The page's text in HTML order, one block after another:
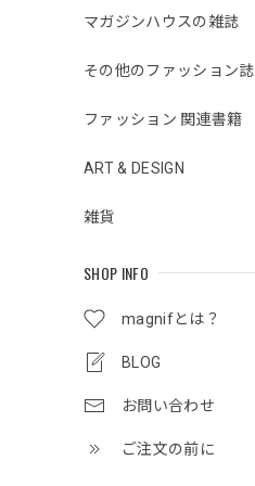
マガジンハウスの雑誌
その他のファッション誌
ファッション 関連書籍
ART & DESIGN
雑貨
SHOP INFO
magnifとは？
BLOG
お問い合わせ
ご注文の前に